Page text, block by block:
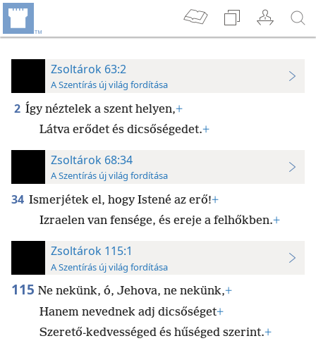
Zsoltárok 63:2
A Szentírás új világ fordítása
2 Így néztelek a szent helyen,+
Látva erődet és dicsőségedet.+
Zsoltárok 68:34
A Szentírás új világ fordítása
34 Ismerjétek el, hogy Istené az erő!+
Izraelen van fensége, és ereje a felhőkben.+
Zsoltárok 115:1
A Szentírás új világ fordítása
115 Ne nekünk, ó, Jehova, ne nekünk,+
Hanem nevednek adj dicsőséget+
Szerető-kedvességed és hűséged szerint.+